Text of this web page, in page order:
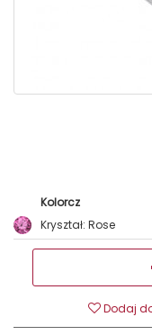
Kolorcz
Kryształ: Rose
Dodaj